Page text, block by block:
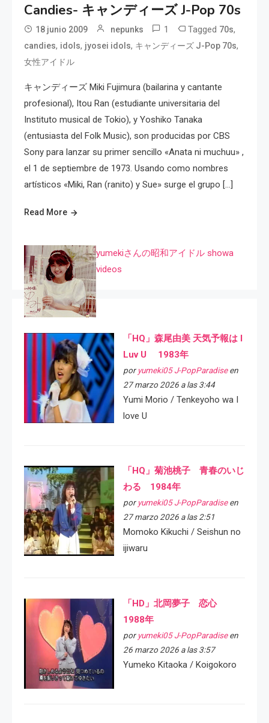
Candies- キャンディーズ J-Pop 70s
18 junio 2009 nepunks 1 Tagged 70s,
candies, idols, jyosei idols, キャンディーズ J-Pop 70s,
女性アイドル
キャンディーズ Miki Fujimura (bailarina y cantante
profesional), Itou Ran (estudiante universitaria del
Instituto musical de Tokio), y Yoshiko Tanaka
(entusiasta del Folk Music), son producidas por CBS
Sony para lanzar su primer sencillo «Anata ni muchuu» ,
el 1 de septiembre de 1973. Usando como nombres
artísticos «Miki, Ran (ranito) y Sue» surge el grupo […]
Read More
yumekiさんの昭和アイドル showa
videos
「HQ」森尾由美 天気予報は I
Luv U 1983年
por yumeki05 J-PopParadiseen
27 marzo 2026 a las 3:44
Yumi Morio / Tenkeyoho wa I
love U
「HQ」菊池桃子 青春のいじ
わる 1984年
por yumeki05 J-PopParadiseen
27 marzo 2026 a las 2:51
Momoko Kikuchi / Seishun no
ijiwaru
「HD」北岡夢子 恋心
1988年
por yumeki05 J-PopParadiseen
26 marzo 2026 a las 3:57
Yumeko Kitaoka / Koigokoro